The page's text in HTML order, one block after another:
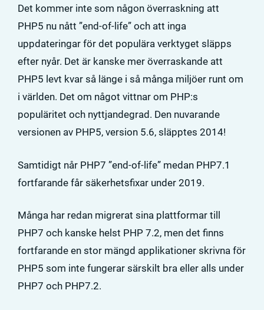
Det kommer inte som någon överraskning att
PHP5 nu nått ”end-of-life” och att inga
uppdateringar för det populära verktyget släpps
efter nyår. Det är kanske mer överraskande att
PHP5 levt kvar så länge i så många miljöer runt om
i världen. Det om något vittnar om PHP:s
populäritet och nyttjandegrad. Den nuvarande
versionen av PHP5, version 5.6, släpptes 2014!
Samtidigt når PHP7 ”end-of-life” medan PHP7.1
fortfarande får säkerhetsfixar under 2019.
Många har redan migrerat sina plattformar till
PHP7 och kanske helst PHP 7.2, men det finns
fortfarande en stor mängd applikationer skrivna för
PHP5 som inte fungerar särskilt bra eller alls under
PHP7 och PHP7.2.